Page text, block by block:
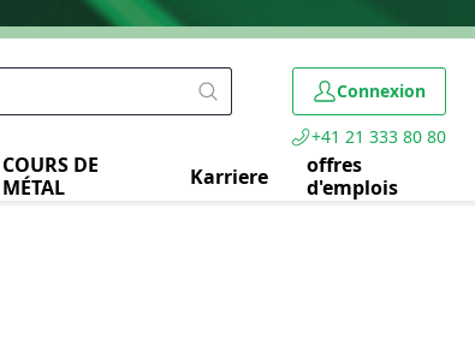
Connexion
+41 21 333 80 80
COURS DE
MÉTAL
Karriere
offres
d'emplois